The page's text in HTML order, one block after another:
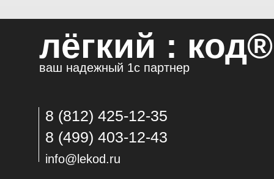
8 (812) 425-12-35
8 (499) 403-12-43
info@lekod.ru
лёгкий : код®
ваш надежный 1с партнер